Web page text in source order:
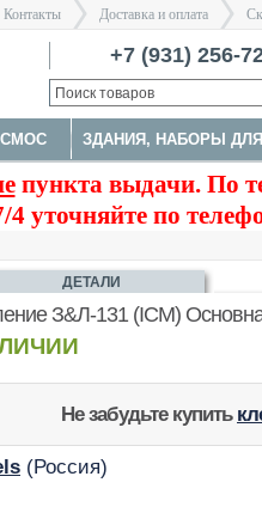
Контакты
>
Доставка и оплата
>
+7 (931) 256-
Санкт-
ЗДАНИЯ, НАБОРЫ
МАСКИ, ТРАФАРЕТЫ
пункта выдачи. По
уточняйте по
З&Л-131 (ICM)
Не забудьте купить
(Россия)
ДЕТАЛИ